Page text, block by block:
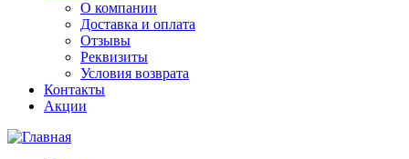
О компании
Доставка и оплата
Отзывы
Реквизиты
Условия возврата
Контакты
Акции